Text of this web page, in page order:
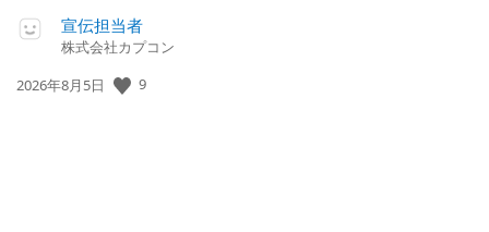
宣伝担当者
株式会社カプコン
公
2026年8月5日 9